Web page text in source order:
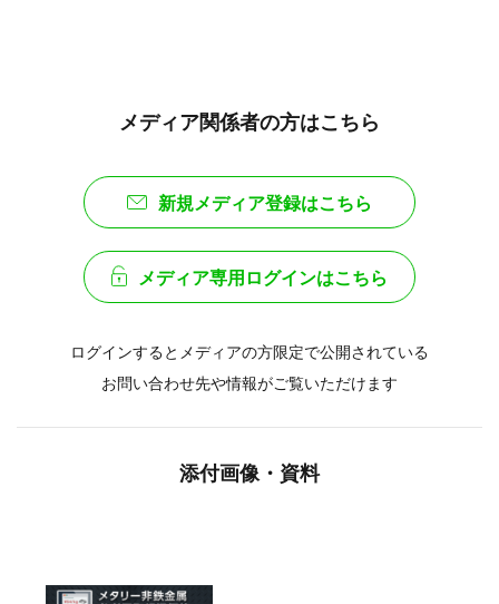
メディア関係者の方はこちら
新規メディア登録はこちら
メディア専用ログインはこちら
ログインするとメディアの方限定で公開されている
お問い合わせ先や情報がご覧いただけます
添付画像・資料